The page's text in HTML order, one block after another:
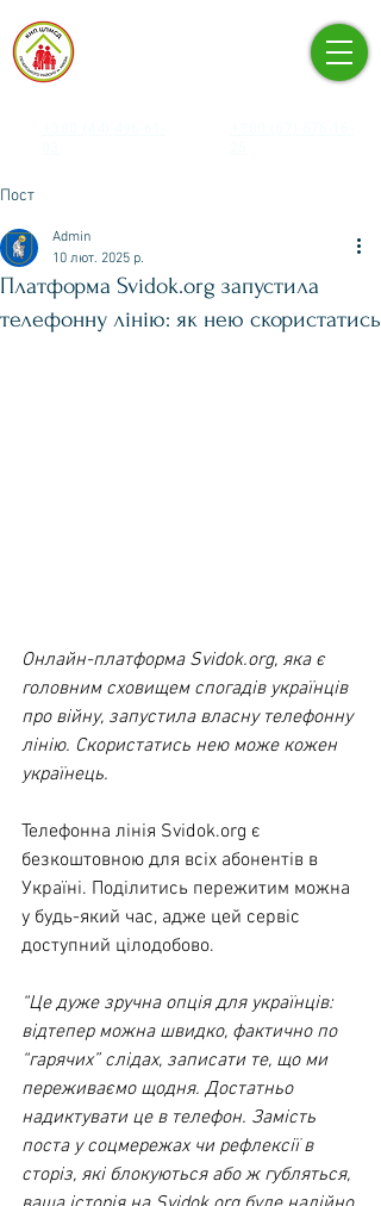
Пост
Платформа Svidok.org запустила
телефонну лінію: як нею скористатись
Admin
10 лют. 2025 р.
Онлайн-платформа Svidok.org, яка є
головним сховищем спогадів українців
про війну, запустила власну телефонну
лінію. Скористатись нею може кожен
українець.
Телефонна лінія Svidok.org є
безкоштовною для всіх абонентів в
Україні. Поділитись пережитим можна
у будь-який час, адже цей сервіс
доступний цілодобово.
“Це дуже зручна опція для українців:
відтепер можна швидко, фактично по
“гарячих” слідах, записати те, що ми
переживаємо щодня. Достатньо
надиктувати це в телефон. Замість
поста у соцмережах чи рефлексії в
сторіз, які блокуються або ж губляться,